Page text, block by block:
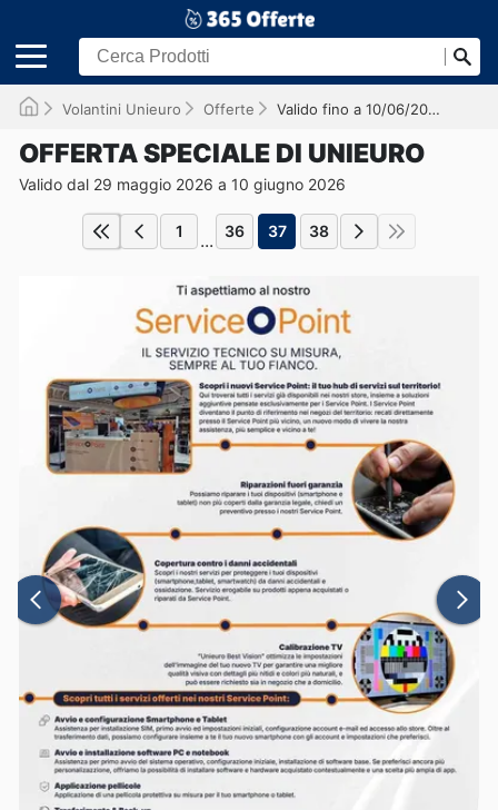
Volantini Unieuro Offerte Valido fino a 10/06/2026
OFFERTA SPECIALE DI UNIEURO
Valido dal 29 maggio 2026 a 10 giugno 2026
1 ... 36 37 38